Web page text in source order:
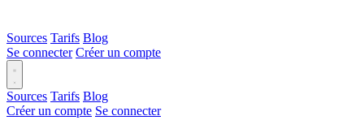
Sources Tarifs Blog
Se connecter Créer un compte
Sources Tarifs Blog
Créer un compte Se connecter